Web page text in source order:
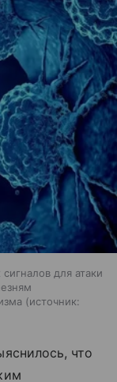
для атаки
источник:
что